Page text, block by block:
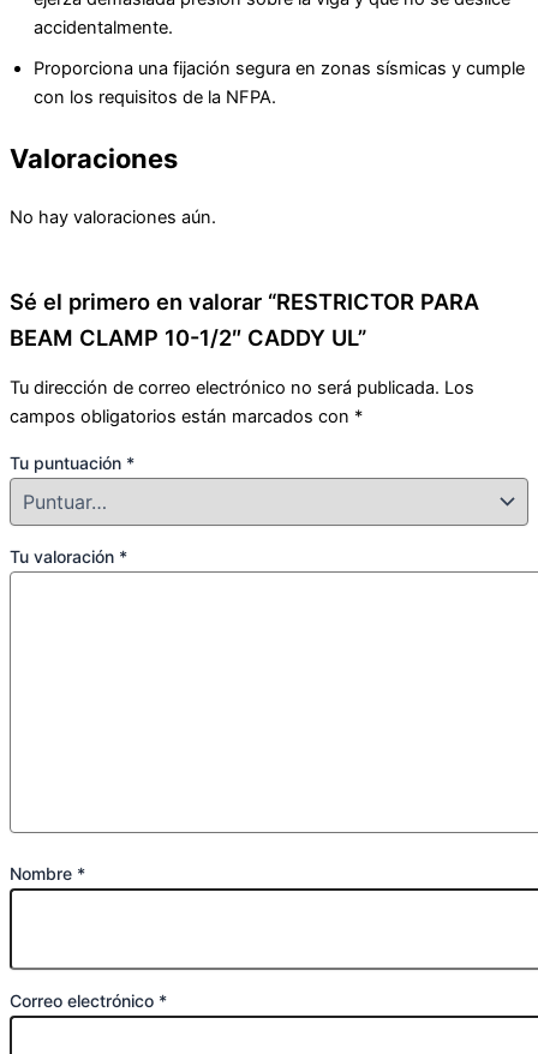
accidentalmente.
Proporciona una fijación segura en zonas sísmicas y cumple
con los requisitos de la NFPA.
Valoraciones
No hay valoraciones aún.
Sé el primero en valorar “RESTRICTOR PARA
BEAM CLAMP 10-1/2″ CADDY UL”
Tu dirección de correo electrónico no será publicada. Los
campos obligatorios están marcados con *
Tu puntuación *
Tu valoración *
Nombre *
Correo electrónico *